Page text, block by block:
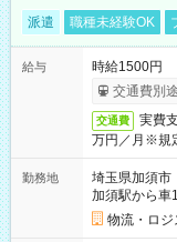
派遣 職種未経験OK
給与
時給1500円
交通費別
交通費
実費
万円／月※規
勤務地
埼玉県加須市
加須駅から車
物流・ロジ